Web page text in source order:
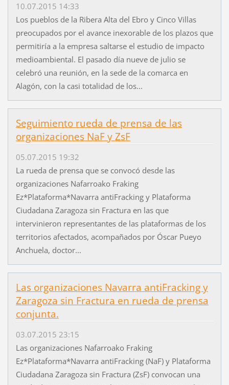
10.07.2015 14:33
Los pueblos de la Ribera Alta del Ebro y Cinco Villas
preocupados por el avance inexorable de los plazos que
permitiría a la empresa saltarse el estudio de impacto
medioambiental. El pasado día nueve de julio se
celebró una reunión, en la sede de la comarca en
Alagón, con la casi totalidad de los...
Seguimiento rueda de prensa de las
organizaciones NaF y ZsF
05.07.2015 19:32
La rueda de prensa que se convocó desde las
organizaciones Nafarroako Fraking
Ez*Plataforma*Navarra antiFracking y Plataforma
Ciudadana Zaragoza sin Fractura en las que
intervinieron representantes de las plataformas de los
territorios afectados, acompañados por Óscar Pueyo
Anchuela, doctor...
Las organizaciones Navarra antiFracking y
Zaragoza sin Fractura en rueda de prensa
conjunta.
03.07.2015 23:15
Las organizaciones Nafarroako Fraking
Ez*Plataforma*Navarra antiFracking (NaF) y Plataforma
Ciudadana Zaragoza sin Fractura (ZsF) convocan una